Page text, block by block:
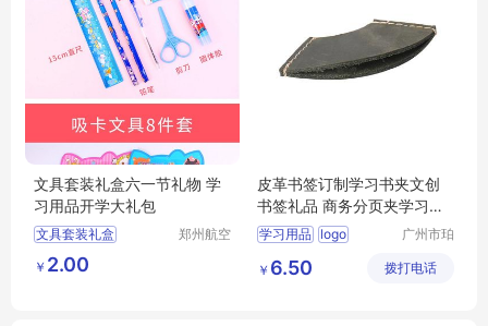
文具套装礼盒六一节礼物 学
习用品开学大礼包
文具套装礼盒
六一节礼物
学习用品开学大礼包
郑州航空
￥ 2.00
皮革书签订制学习书夹文创
书签礼品 商务分页夹学习用
品压印logo
学习用品 logo
广州市珀
限公司
￥ 6.50 拨打电话